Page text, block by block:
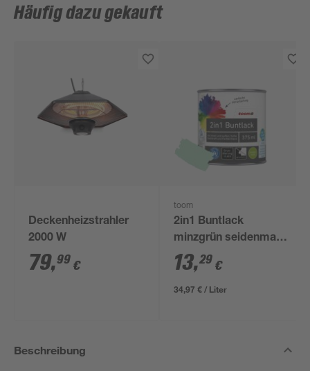
Häufig dazu gekauft
Deckenheizstrahler
2000 W
79,99 €
toom
2in1 Buntlack
minzgrün seidenmatt
375 ml
13,29 €
34,97 € / Liter
Beschreibung